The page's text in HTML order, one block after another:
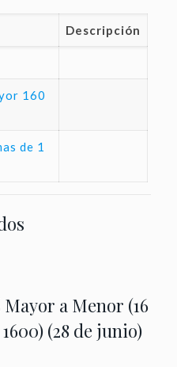
Descripción
160
de 1
a Menor (16
(28 de junio)